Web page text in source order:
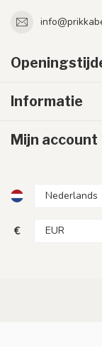
Informatie
Mijn account
€